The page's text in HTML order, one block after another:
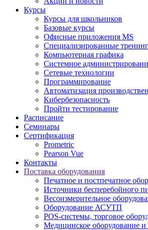
Курсы
Курсы для школьников
Базовые курсы
Офисные приложения MS
Специализированные
Компьютерная графика
Системное
Сетевые технологии
Программирование
Автоматизация
Кибербезопасность
Пройти тестирование
Расписание
Семинары
Сертификация
Prometric
Pearson Vue
Контакты
Поставка оборудования
Печатное и постпечатное
Источники бесперебойного
Весоизмерительное
Оборудование АСУТП
POS-системы, торговое
Медицинское оборудование и